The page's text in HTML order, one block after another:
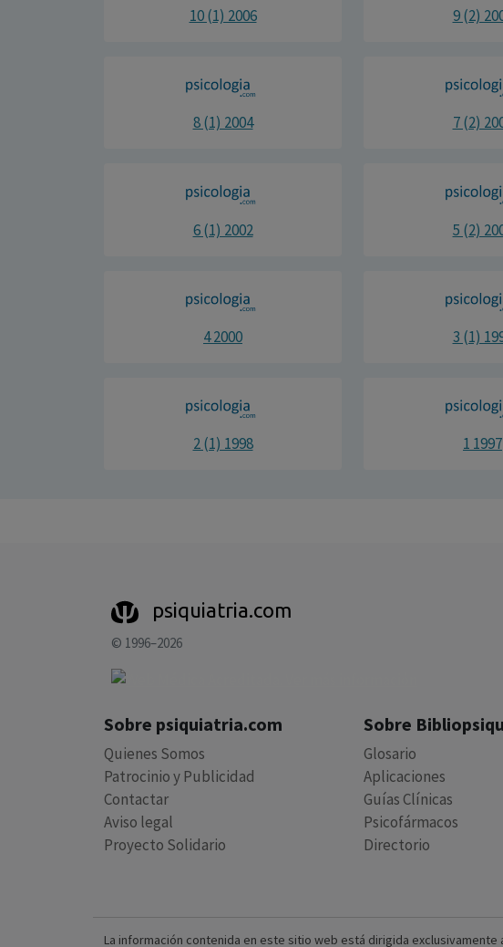
10 (1) 2006 9 (2)
8 (1) 2004 7 (2)
6 (1) 2002 5 (2)
4 2000 3 (1)
2 (1) 1998 1 1997
psiquiatria.com
© 1996–2026
Sobre psiquiatria.com
Quienes Somos
Patrocinio y Publicidad
Contactar
Aviso legal
Proyecto Solidario
Sobre
Glosario
Aplicaciones
Guías Clínicas
Psicofármacos
Directorio
La información contenida en este sitio web está dirigida